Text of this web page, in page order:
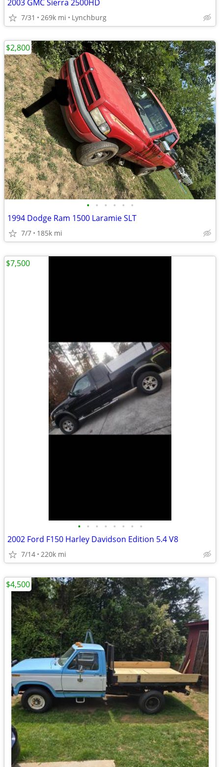
2003 GMC Sierra 2500HD
7/31 269k mi Lynchburg
• • • • • •
1994 Dodge Ram 1500 Laramie SLT
7/7 185k mi
$2,800
• • • • • • • •
2002 Ford F150 Harley Davidson Edition 5.4 V8
7/14 220k mi
$7,500
$4,500